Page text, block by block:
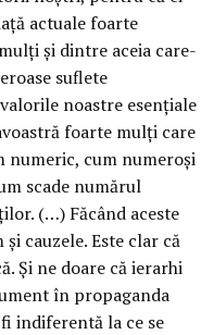
actuale foarte
şi dintre aceia care-
suflete
noastre esenţiale
foarte mulţi care
numeric, cum numeroşi
scade numărul
(…) Făcând aceste
cauzele. Este clar că
Şi ne doare că ierarhi
în propaganda
indiferentă la ce se